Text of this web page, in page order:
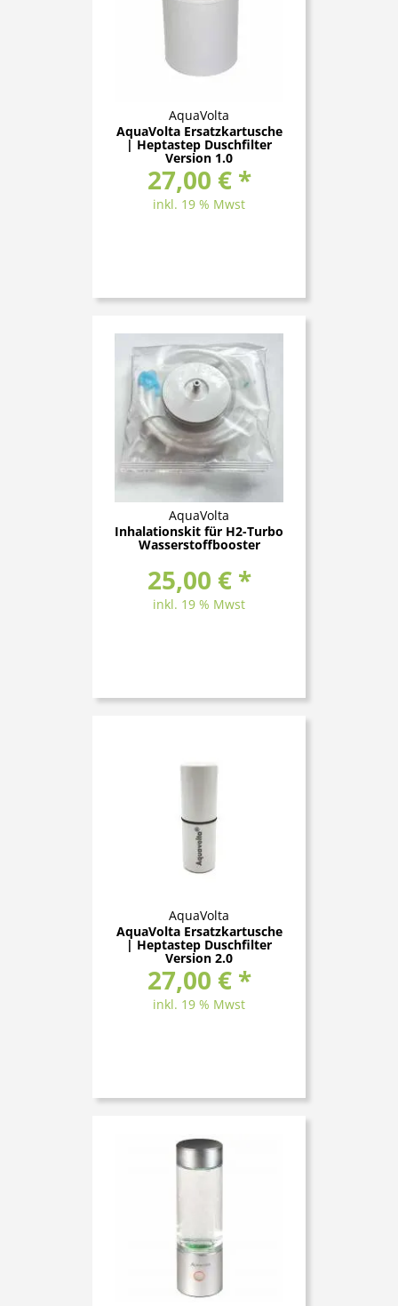
AquaVolta
AquaVolta Ersatzkartusche
| Heptastep Duschfilter
Version 1.0
27,00 € *
inkl. 19 % Mwst
AquaVolta
Inhalationskit für H2-Turbo
Wasserstoffbooster
25,00 € *
inkl. 19 % Mwst
AquaVolta
AquaVolta Ersatzkartusche
| Heptastep Duschfilter
Version 2.0
27,00 € *
inkl. 19 % Mwst